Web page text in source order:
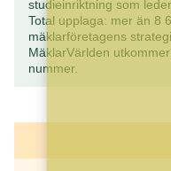
studieinriktning som
Total upplaga: mer än 8
mäklarföretagens
MäklarVärlden
nummer.